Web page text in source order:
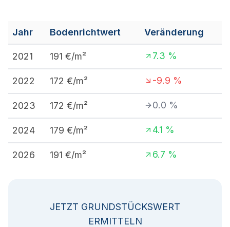
Jahr Bodenrichtwert Veränderung
2021 191 €/m² 7.3 %
2022 172 €/m² -9.9 %
2023 172 €/m² 0.0 %
2024 179 €/m² 4.1 %
2026 191 €/m² 6.7 %
JETZT GRUNDSTÜCKSWERT
ERMITTELN